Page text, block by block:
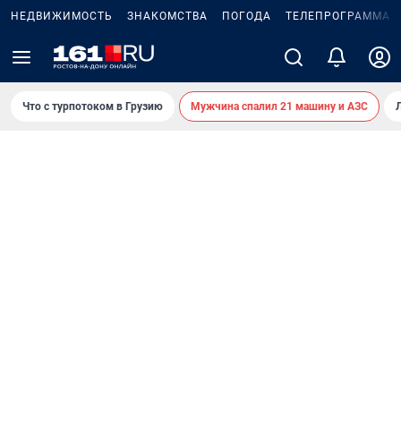
НЕДВИЖИМОСТЬ ЗНАКОМСТВА ПОГОДА ТЕЛЕПРОГРАММА
Что с турпотоком в Грузию Мужчина спалил 21 машину и АЗС